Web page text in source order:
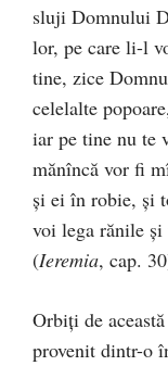
sluji Domnului
lor, pe care li-l
tine, zice
celelalte
iar pe tine nu te
mănîncă vor fi
și ei în robie, și
voi lega rănile
(Ieremia, cap.
Orbiți de
provenit dintr-o